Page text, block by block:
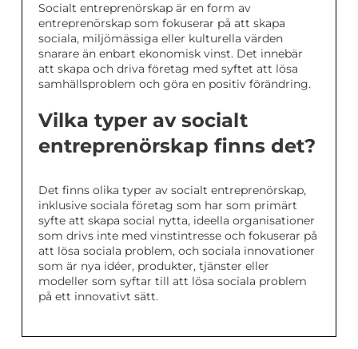
Socialt entreprenörskap är en form av
entreprenörskap som fokuserar på att skapa
sociala, miljömässiga eller kulturella värden
snarare än enbart ekonomisk vinst. Det innebär
att skapa och driva företag med syftet att lösa
samhällsproblem och göra en positiv förändring.
Vilka typer av socialt
entreprenörskap finns det?
Det finns olika typer av socialt entreprenörskap,
inklusive sociala företag som har som primärt
syfte att skapa social nytta, ideella organisationer
som drivs inte med vinstintresse och fokuserar på
att lösa sociala problem, och sociala innovationer
som är nya idéer, produkter, tjänster eller
modeller som syftar till att lösa sociala problem
på ett innovativt sätt.